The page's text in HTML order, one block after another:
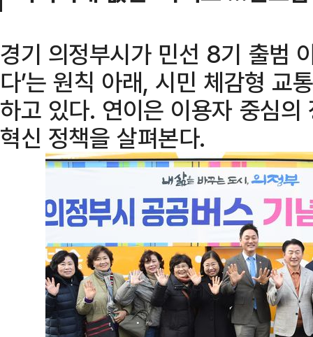
경기 의정부시가 민선 8기 출범
다’는 원칙 아래, 시민 체감형 교
하고 있다. 연이은 이용자 중심
혁신 정책을 살펴본다.